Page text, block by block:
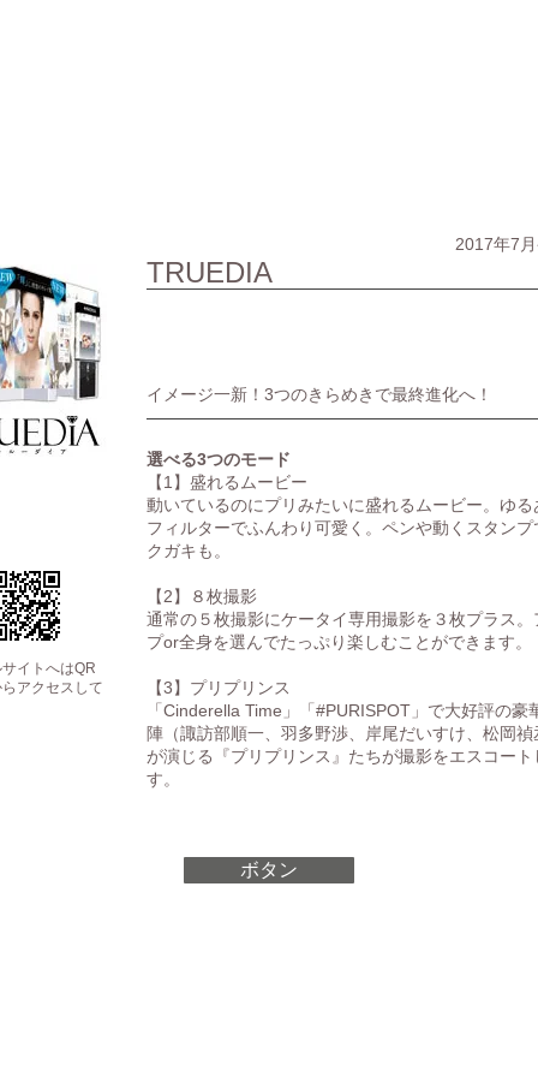
2017年7
イトへはQR
アクセスして
TRUEDIA
イメージ一新！3つのきらめきで最終進化へ！
選べる3つのモード
【1】盛れるムービー
動いているのにプリみたいに盛れるムービー。ゆる
フィルターでふんわり可愛く。ペンや動くスタンプ
クガキも。
【2】８枚撮影
通常の５枚撮影にケータイ専用撮影を３枚プラス。
プor全身を選んでたっぷり楽しむことができます。
【3】プリプリンス
「Cinderella Time」「#PURISPOT」で大好評の豪
陣（諏訪部順一、羽多野渉、岸尾だいすけ、松岡禎
が演じる『プリプリンス』たちが撮影をエスコート
す。
ボタン